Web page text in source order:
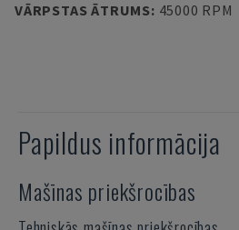
VĀRPSTAS ĀTRUMS: 45000 RPM
Papildus informācija
Mašīnas priekšrocības